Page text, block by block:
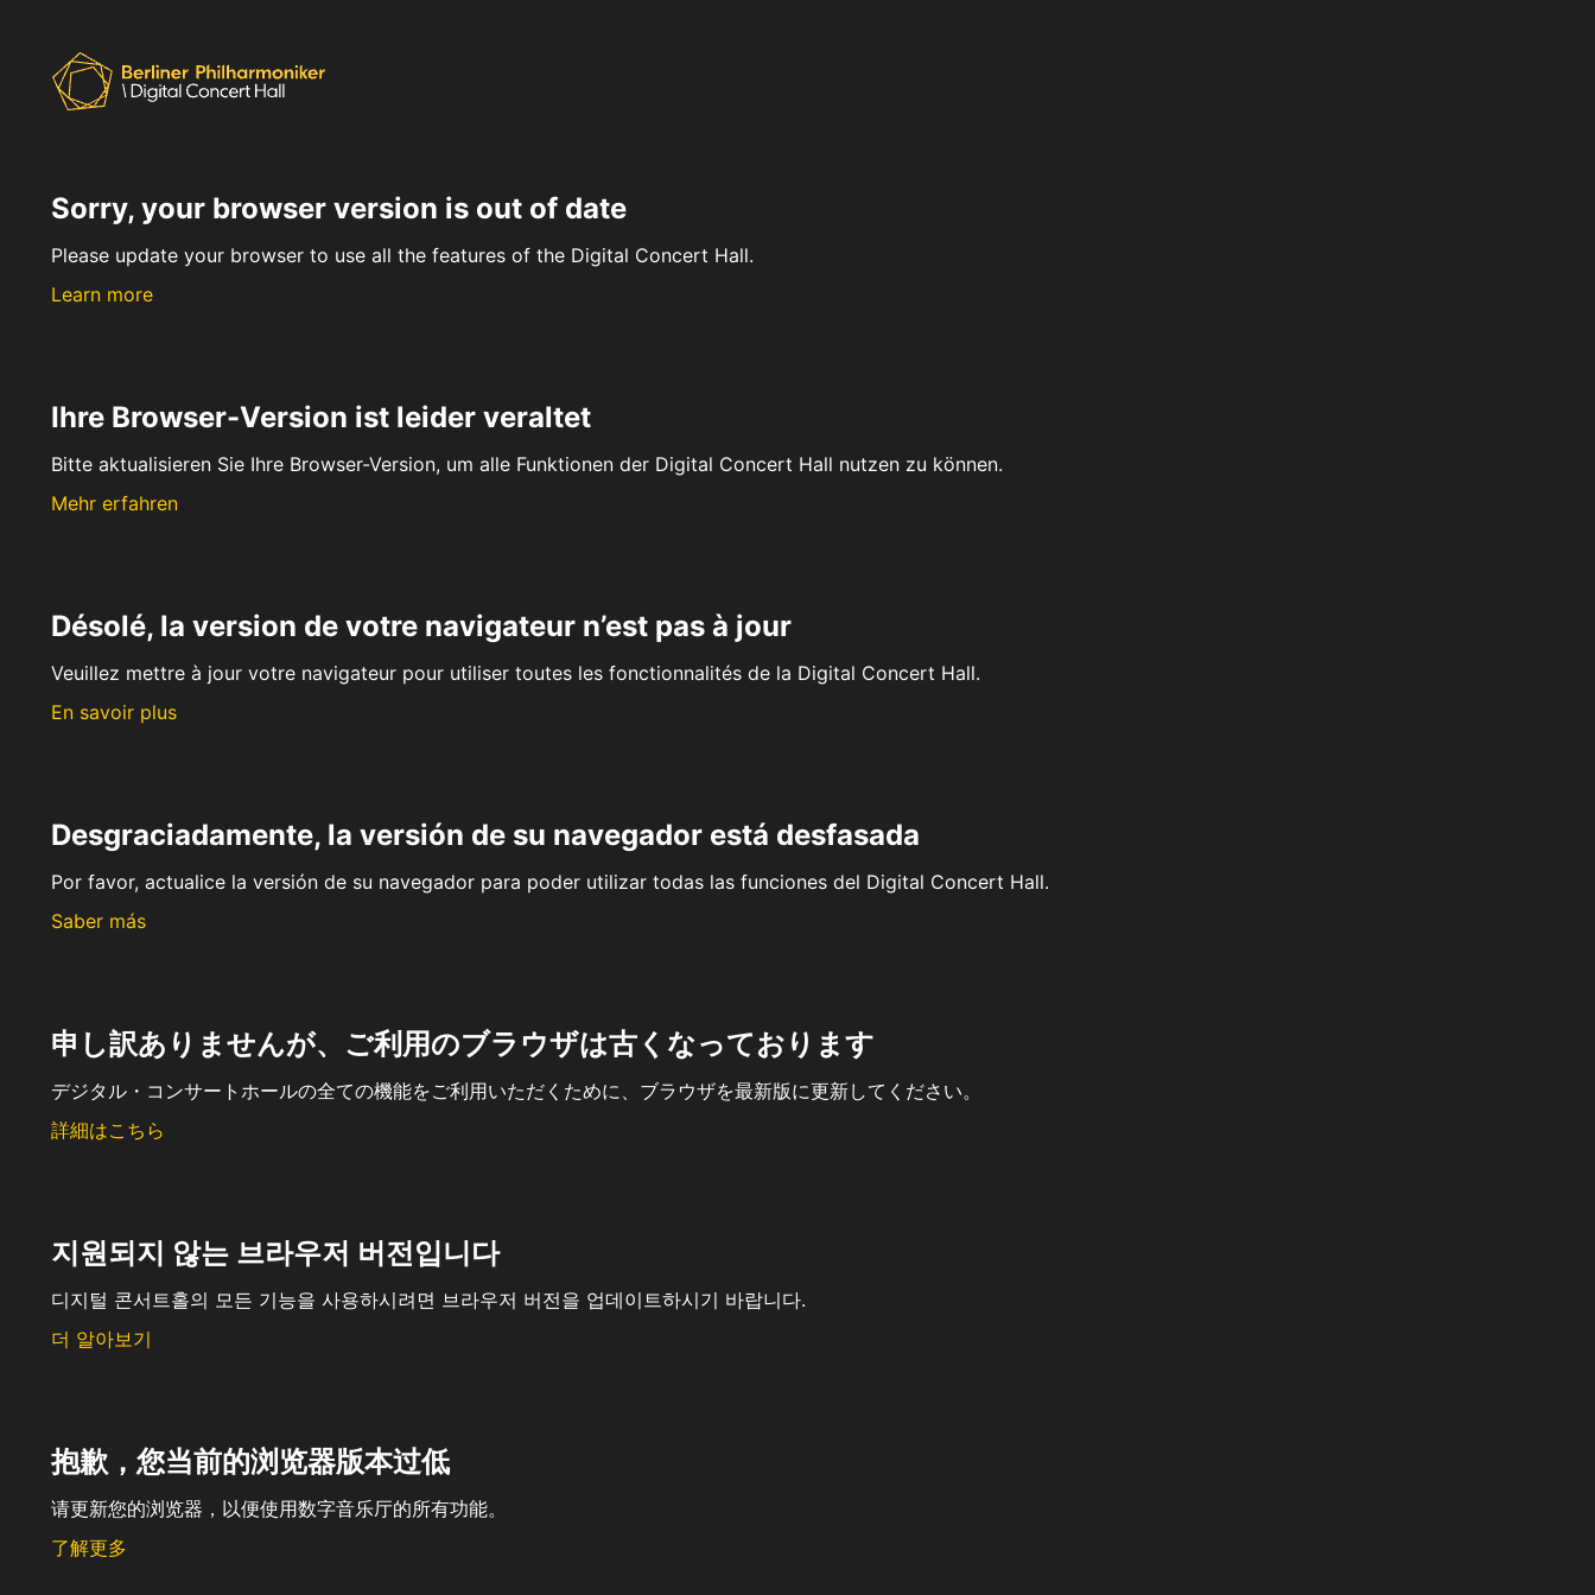
Sorry, your browser version is out of date
Please update your browser to use all the features of the Digital Concert Hall.
Learn more
Ihre Browser-Version ist leider veraltet
Bitte aktualisieren Sie Ihre Browser-Version, um alle Funktionen der Digital Concert Hall nutzen zu können.
Mehr erfahren
Désolé, la version de votre navigateur n’est pas à jour
Veuillez mettre à jour votre navigateur pour utiliser toutes les fonctionnalités de la Digital Concert Hall.
En savoir plus
Desgraciadamente, la versión de su navegador está desfasada
Por favor, actualice la versión de su navegador para poder utilizar todas las funciones del Digital Concert Hall.
Saber más
申し訳ありませんが、ご利用のブラウザは古くなっております
デジタル・コンサートホールの全ての機能をご利用いただくために、ブラウザを最新版に更新してください。
詳細はこちら
지원되지 않는 브라우저 버전입니다
디지털 콘서트홀의 모든 기능을 사용하시려면 브라우저 버전을 업데이트하시기 바랍니다.
더 알아보기
抱歉，您当前的浏览器版本过低
请更新您的浏览器，以便使用数字音乐厅的所有功能。
了解更多